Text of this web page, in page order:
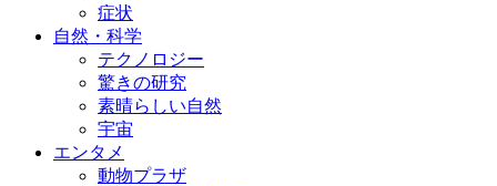
症状
自然・科学
テクノロジー
驚きの研究
素晴らしい自然
宇宙
エンタメ
動物プラザ